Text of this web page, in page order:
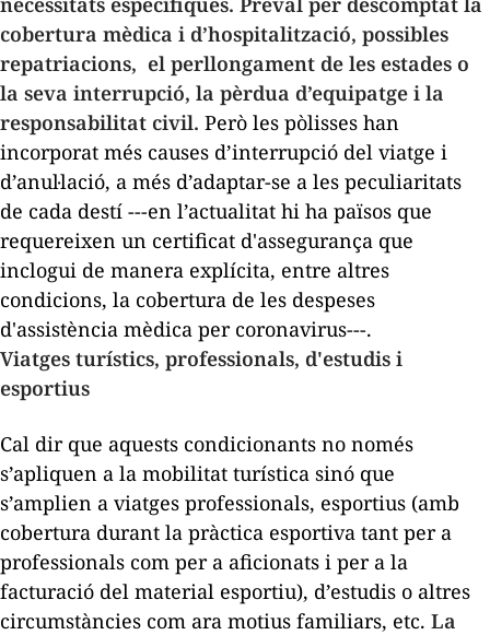
cobertura mèdica i d’hospitalització, possibles
repatriacions, el perllongament de les estades o
la seva interrupció, la pèrdua d’equipatge i la
responsabilitat civil. Però les pòlisses han
incorporat més causes d’interrupció del viatge i
d’anul·lació, a més d’adaptar-se a les peculiaritats
de cada destí ---en l’actualitat hi ha països que
requereixen un certificat d'assegurança que
inclogui de manera explícita, entre altres
condicions, la cobertura de les despeses
d'assistència mèdica per coronavirus---.
Viatges turístics, professionals, d'estudis i
esportius
Cal dir que aquests condicionants no només
s’apliquen a la mobilitat turística sinó que
s’amplien a viatges professionals, esportius (amb
cobertura durant la pràctica esportiva tant per a
professionals com per a aficionats i per a la
facturació del material esportiu), d’estudis o altres
circumstàncies com ara motius familiars, etc. La